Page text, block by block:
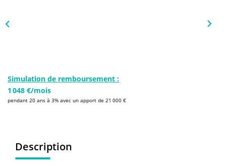
Simulation de remboursement :
1 048 €/mois
pendant 20 ans à 3% avec un apport de 21 000 €
Description